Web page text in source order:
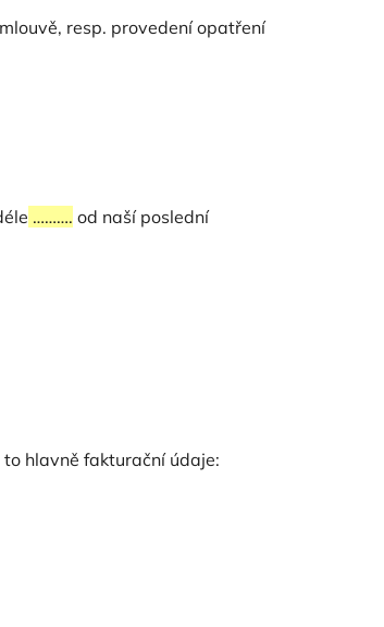
resp. provedení opatření
………. od naší poslední
hlavně fakturační údaje: